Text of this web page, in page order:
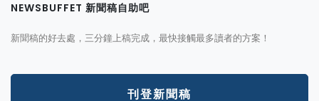
NEWSBUFFET 新聞稿自助吧
新聞稿的好去處，三分鐘上稿完成，最快接觸最多讀者的方案！
刊登新聞稿